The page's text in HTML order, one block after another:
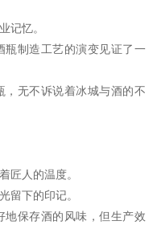
记忆。
瓶制造工艺的演变见证了一
，无不诉说着冰城与酒的不
匠人的温度。
留下的印记。
地保存酒的风味，但生产效